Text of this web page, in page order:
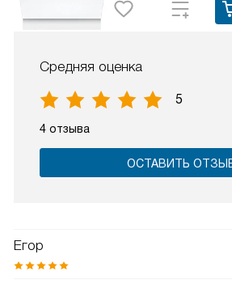
Средняя оценка
5
4 отзыва
ОСТАВИТЬ
Егор